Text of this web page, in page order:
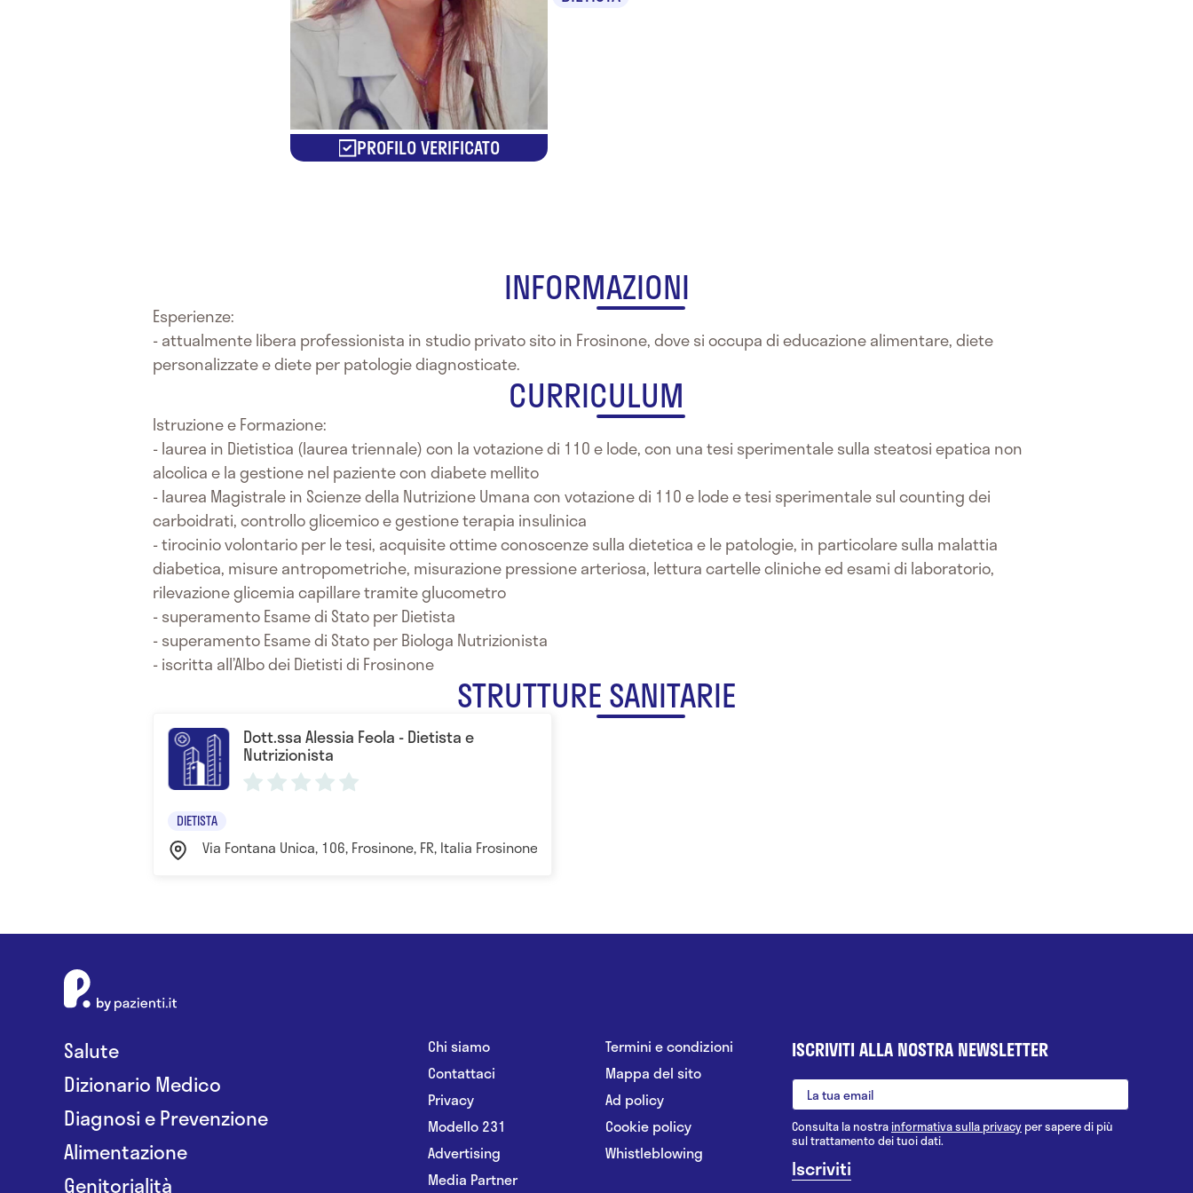
PROFILO VERIFICATO
INFORMAZIONI
Esperienze:
- attualmente libera professionista in studio privato sito in Frosinone, dove si occupa di educazione alimentare, diete
personalizzate e diete per patologie diagnosticate.
CURRICULUM
Istruzione e Formazione:
- laurea in Dietistica (laurea triennale) con la votazione di 110 e lode, con una tesi sperimentale sulla steatosi epatica non
alcolica e la gestione nel paziente con diabete mellito
- laurea Magistrale in Scienze della Nutrizione Umana con votazione di 110 e lode e tesi sperimentale sul counting dei
carboidrati, controllo glicemico e gestione terapia insulinica
- tirocinio volontario per le tesi, acquisite ottime conoscenze sulla dietetica e le patologie, in particolare sulla malattia
diabetica, misure antropometriche, misurazione pressione arteriosa, lettura cartelle cliniche ed esami di laboratorio,
rilevazione glicemia capillare tramite glucometro
- superamento Esame di Stato per Dietista
- superamento Esame di Stato per Biologa Nutrizionista
- iscritta all’Albo dei Dietisti di Frosinone
STRUTTURE SANITARIE
Dott.ssa Alessia Feola - Dietista e
Nutrizionista
DIETISTA
Via Fontana Unica, 106, Frosinone, FR, Italia Frosinone
Salute
Dizionario Medico
Diagnosi e Prevenzione
Alimentazione
Genitorialità
Chi siamo
Contattaci
Privacy
Modello 231
Advertising
Media Partner
Termini e condizioni
Mappa del sito
Ad policy
Cookie policy
Whistleblowing
ISCRIVITI ALLA NOSTRA NEWSLETTER
Consulta la nostrainformativa sulla privacy per sapere di più
sul trattamento dei tuoi dati.